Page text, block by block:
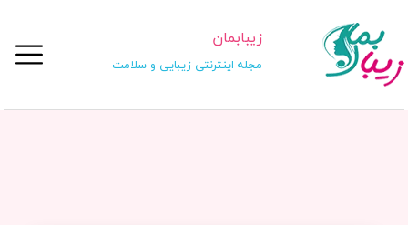
زیبابمان
مجله اینترنتی زیبایی و سلامت